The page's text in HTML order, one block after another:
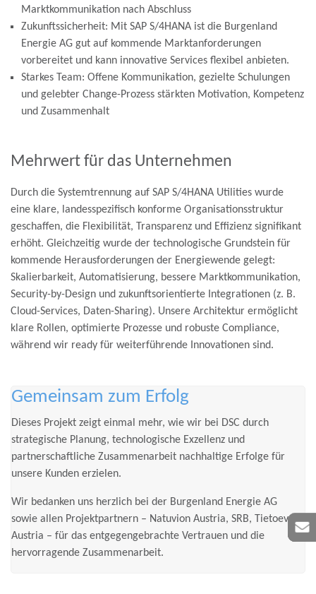
Marktkommunikation nach Abschluss
Zukunftssicherheit: Mit SAP S/4HANA ist die Burgenland
Energie AG gut auf kommende Marktanforderungen
vorbereitet und kann innovative Services flexibel anbieten.
Starkes Team: Offene Kommunikation, gezielte Schulungen
und gelebter Change-Prozess stärkten Motivation, Kompetenz
und Zusammenhalt
Mehrwert für das Unternehmen
Durch die Systemtrennung auf SAP S/4HANA Utilities wurde
eine klare, landesspezifisch konforme Organisationsstruktur
geschaffen, die Flexibilität, Transparenz und Effizienz signifikant
erhöht. Gleichzeitig wurde der technologische Grundstein für
kommende Herausforderungen der Energiewende gelegt:
Skalierbarkeit, Automatisierung, bessere Marktkommunikation,
Security-by-Design und zukunftsorientierte Integrationen (z. B.
Cloud-Services, Daten-Sharing). Unsere Architektur ermöglicht
klare Rollen, optimierte Prozesse und robuste Compliance,
während wir ready für weiterführende Innovationen sind.
Gemeinsam zum Erfolg
Dieses Projekt zeigt einmal mehr, wie wir bei DSC durch
strategische Planung, technologische Exzellenz und
partnerschaftliche Zusammenarbeit nachhaltige Erfolge für
unsere Kunden erzielen.
Wir bedanken uns herzlich bei der Burgenland Energie AG
sowie allen Projektpartnern – Natuvion Austria, SRB, Tietoevry
Austria – für das entgegengebrachte Vertrauen und die
hervorragende Zusammenarbeit.